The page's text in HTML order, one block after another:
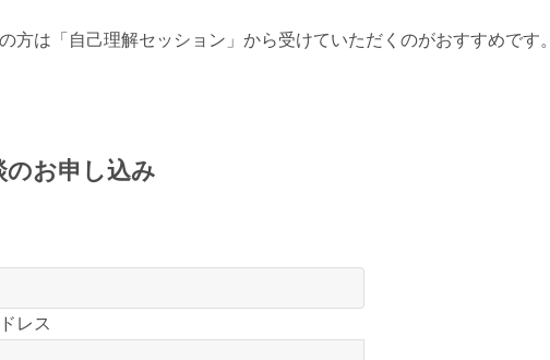
方は「自己理解セッション」から受けていただくのがおすすめです。
のお申し込み
レス